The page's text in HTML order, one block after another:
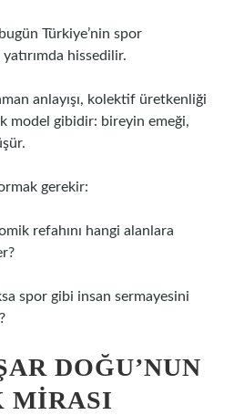
Türkiye’nin spor
hissedilir.
anlayışı, kolektif üretkenliği
model gibidir: bireyin emeği,
gerekir:
refahını hangi alanlara
spor gibi insan sermayesini
DOĞU’NUN
MIRASI